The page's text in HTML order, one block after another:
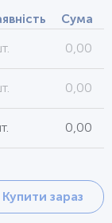
Сума
0,00
0,00
0,00
Купити зараз